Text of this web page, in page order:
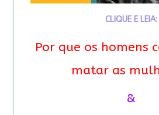
CLIQUE E LEIA:
Por que os homens
matar as
&